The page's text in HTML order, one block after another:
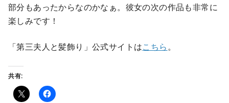
部分もあったからなのかなぁ。彼女の次の作品も非常に
楽しみです！
「第三夫人と髪飾り」公式サイトはこちら。
共有: